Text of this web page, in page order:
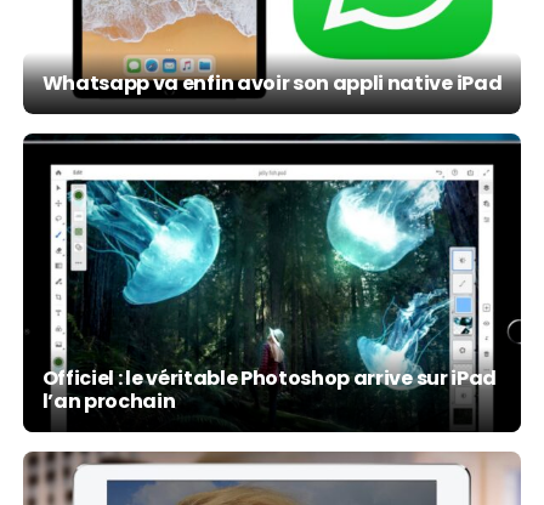
Whatsapp va enfin avoir son appli native iPad
Officiel : le véritable Photoshop arrive sur iPad
l’an prochain